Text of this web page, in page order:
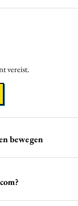
vereist.
bewegen